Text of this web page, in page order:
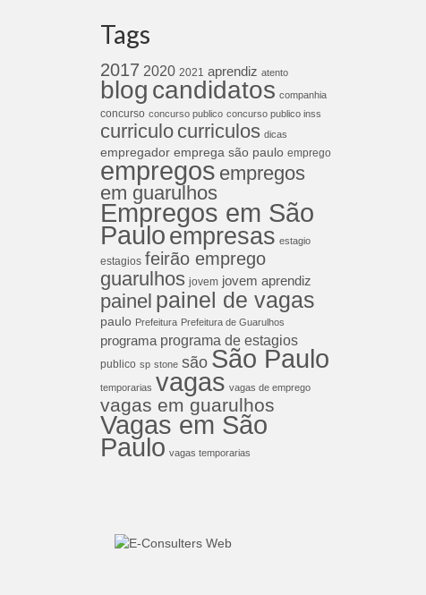
Tags
2017 2020 2021 aprendiz atento
blog candidatos companhia
concurso concurso publico concurso publico inss
curriculo curriculos dicas
empregador emprega são paulo emprego
empregos empregos
em guarulhos
Empregos em São
Pauloempresas estagio
estagios feirão emprego
guarulhos jovem jovem aprendiz
painel painel de vagas
paulo Prefeitura Prefeitura de Guarulhos
programa programa de estagios
publico sp stone são São Paulo
temporarias vagas vagas de emprego
vagas em guarulhos
Vagas em São
Paulo vagas temporarias